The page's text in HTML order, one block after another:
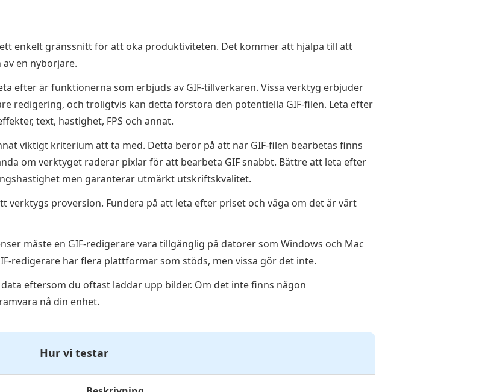
enkelt gränssnitt för att öka produktiviteten. Det kommer att hjälpa till att
en nybörjare.
efter är funktionerna som erbjuds av GIF-tillverkaren. Vissa verktyg erbjuder
redigering, och troligtvis kan detta förstöra den potentiella GIF-filen. Leta efter
text, hastighet, FPS och annat.
viktigt kriterium att ta med. Detta beror på att när GIF-filen bearbetas finns
om verktyget raderar pixlar för att bearbeta GIF snabbt. Bättre att leta efter
men garanterar utmärkt utskriftskvalitet.
verktygs proversion. Fundera på att leta efter priset och väga om det är värt
måste en GIF-redigerare vara tillgänglig på datorer som Windows och Mac
redigerare har flera plattformar som stöds, men vissa gör det inte.
eftersom du oftast laddar upp bilder. Om det inte finns någon
nå din enhet.
Hur vi testar